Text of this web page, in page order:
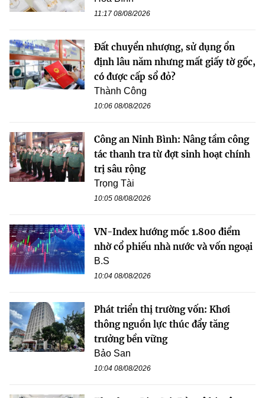
11:17 08/08/2026
Đất chuyển nhượng, sử dụng ổn
định lâu năm nhưng mất giấy tờ gốc,
có được cấp sổ đỏ?
Thành Công
10:06 08/08/2026
Công an Ninh Bình: Nâng tầm công
tác thanh tra từ đợt sinh hoạt chính
trị sâu rộng
Trọng Tài
10:05 08/08/2026
VN-Index hướng mốc 1.800 điểm
nhờ cổ phiếu nhà nước và vốn ngoại
B.S
10:04 08/08/2026
Phát triển thị trường vốn: Khơi
thông nguồn lực thúc đẩy tăng
trưởng bền vững
Bảo San
10:04 08/08/2026